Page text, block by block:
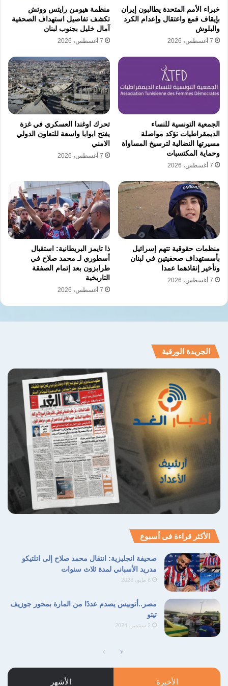
كواليس التنسيق الأمني وصفقات
القبة الدفاعية
تتزايد الشكوك حول طبيعة التحول المفاجئ في
سلوك السلطات التي كانت تتفاخر سابقا بعلاقاتها
وصراحتها المطلقة في التعاون مع الكيان، ولم
يقتصر الأمر على الزيارات بل امتد ليشمل الحصول
على منظومات القبة الدفاعية وتقنيات عسكرية
متطورة ظهرت ملامحها في الميدان بوضوح، ويبدو
أن محاولة النفي الحالية تهدف إلى امتصاص
الغضب الشعبي أو تلافي تداعيات سياسية إقليمية
معينة، رغم أن كافة المؤشرات تدل على أن
الروابط تجاوزت مرحلة التطبيع الدبلوماسي لتصل
إلى تحالف عضوي كامل تتداخل فيه المصالح
الأمنية بشكل غير مسبوق وتفضح زيف الخطاب
الموجه للإعلام.
أبوظبي الاتفاق الإبراهيمي بن زايد
خبراء الأمم المتحدة يطالبون إيران
بإيقاف قمع واعتقال وإعدام الكرد
والبلوش
7 أغسطس، 2026
منظمة هيومن رايتس ووتش
تكشف تفاصيل استهداف الصحفية
آمال خليل بجنوب لبنان
7 أغسطس، 2026
الجمعية التونسية للنساء
الديمقراطيات تؤكد مواصلة
مسيرتها النضالية لترسيخ المساواة
وحماية المكتسبات
7 أغسطس، 2026
تحرك اوغندا العسكري في غزة
يفتح ابوابا واسعة للتعاون الدولي
الامني
7 أغسطس، 2026
منظمات حقوقية تتهم إسرائيل
بأسستهداف صحفيتين في لبنان
وتأخير إنقاذهما عمدا
7 أغسطس، 2026
ذا تايمز البريطانية: استقبال
أسطوري لـ محمد صلاح في
طرابزون بعد إتمام الصفقة
التاريخية
7 أغسطس، 2026
الجريدة الورقية
الأكثر قراءة فى أسبوع
صحيفة انجليزية: انتقال محمد صلاح إلى اتلتيكو
مدريد الأسباني لمدة ثلاث سنوات
6 مايو، 2026
مصر..أتوبيس يصدم عددًا من المارة بمحور جوزيف
تيتو
2 سبتمبر، 2024
الصفحة
السابقة
الصفحة
التالية
الأخيرة الأشهر